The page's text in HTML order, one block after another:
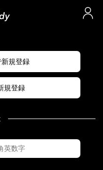
規登録
規登録